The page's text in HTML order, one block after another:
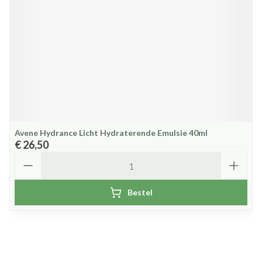
Avene Hydrance Licht Hydraterende Emulsie 40ml
€ 26,50
Bestel